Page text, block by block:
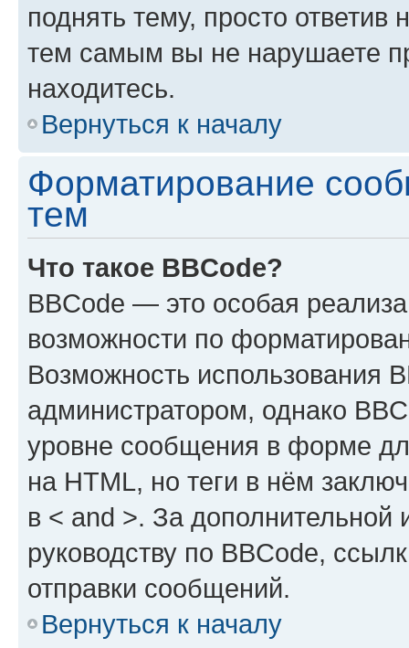
поднять тему, просто ответив
тем самым вы не нарушаете
находитесь.
Вернуться к началу
Форматирование
тем
Что такое BBCode?
BBCode — это особая
возможности по
Возможность использования
администратором, однако
уровне сообщения в форме
на HTML, но теги в нём
в < and >. За
руководству по BBCode,
отправки сообщений.
Вернуться к началу